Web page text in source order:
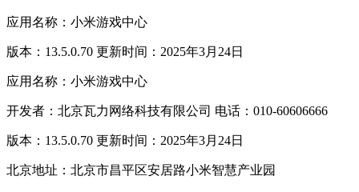
应用名称：小米游戏中心
版本：13.5.0.70 更新时间：2025年3月24日
应用名称：小米游戏中心
开发者：北京瓦力网络科技有限公司 电话：010-60606666
版本：13.5.0.70 更新时间：2025年3月24日
北京地址：北京市昌平区安居路小米智慧产业园